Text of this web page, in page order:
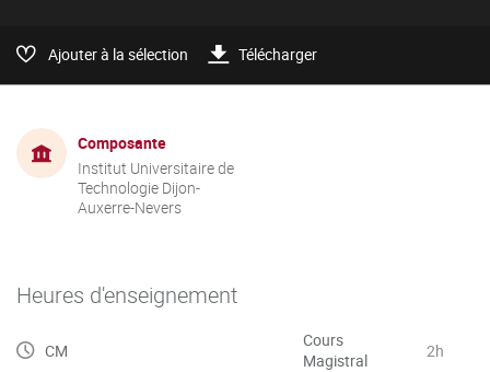
Ajouter à la sélection Télécharger
Composante
Institut Universitaire de
Technologie Dijon-
Auxerre-Nevers
Heures d'enseignement
CM
Cours
Magistral
2h